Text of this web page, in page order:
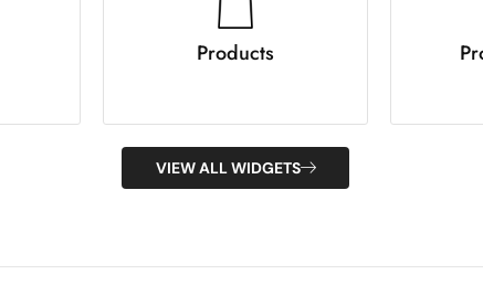
Products
VIEW ALL WIDGETS